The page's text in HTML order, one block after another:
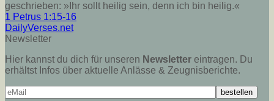
geschrieben: »Ihr sollt heilig sein, denn ich bin heilig.«
1 Petrus 1:15-16
DailyVerses.net
Newsletter
Hier kannst du dich für unseren Newsletter eintragen. Du
erhältst Infos über aktuelle Anlässe & Zeugnisberichte.